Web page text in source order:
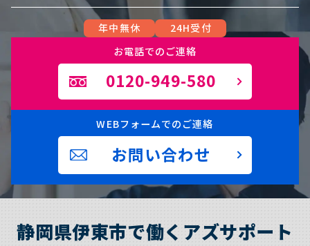
年中無休
24H受付
お電話でのご連絡
0120-949-580
WEBフォームでのご連絡
お問い合わせ
静岡県伊東市で働くアズサポート